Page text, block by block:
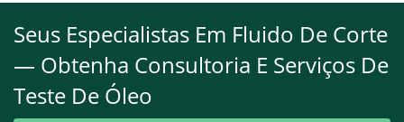
Seus Especialistas Em Fluido De Corte
— Obtenha Consultoria E Serviços De
Teste De Óleo